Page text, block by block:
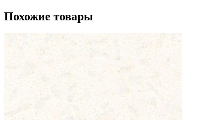
Похожие товары